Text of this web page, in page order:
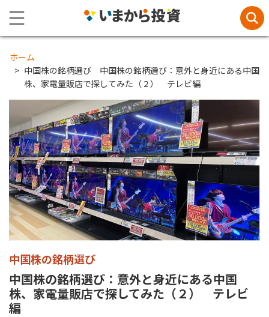
ホーム
中国株の銘柄選び 中国株の銘柄選び：意外と身近にある中国
株、家電量販店で探してみた（２） テレビ編
中国株の銘柄選び
中国株の銘柄選び：意外と身近にある中国
株、家電量販店で探してみた（２） テレビ
編